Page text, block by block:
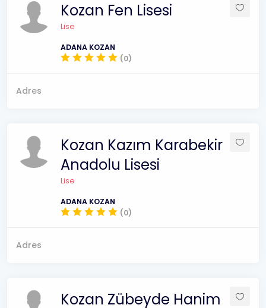
Kozan Fen Lisesi
Lise
ADANA KOZAN
(0)
Adres
Kozan Kazım Karabekir
Anadolu Lisesi
Lise
ADANA KOZAN
(0)
Adres
Kozan Zübeyde Hanim